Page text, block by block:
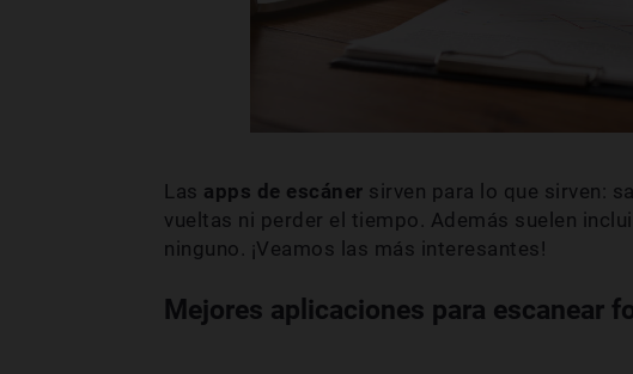
Las apps de escáner sirven para lo que sirven:
vueltas ni perder el tiempo. Además suelen
ninguno. ¡Veamos las más interesantes!
Mejores aplicaciones para escanear